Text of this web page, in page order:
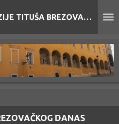
LJETOPIS GIMNAZIJE TITUŠA BREZOVAČKOG
DANAS